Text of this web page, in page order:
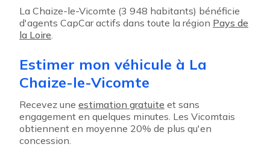
La Chaize-le-Vicomte (3 948 habitants) bénéficie
d'agents CapCar actifs dans toute la région Pays de
la Loire.
Estimer mon véhicule à La
Chaize-le-Vicomte
Recevez une estimation gratuite et sans
engagement en quelques minutes. Les Vicomtais
obtiennent en moyenne 20% de plus qu'en
concession.